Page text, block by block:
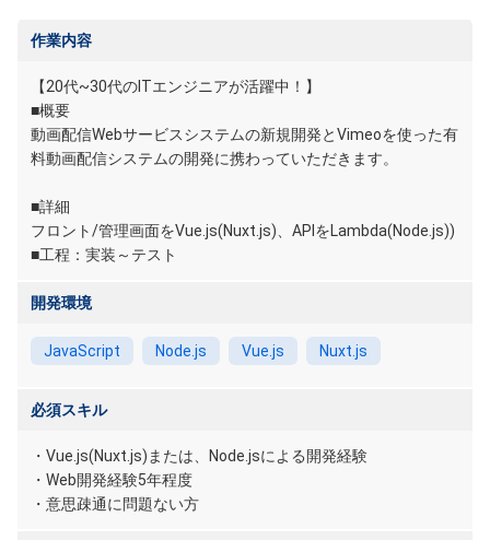
作業内容
【20代~30代のITエンジニアが活躍中！】
■概要
動画配信Webサービスシステムの新規開発とVimeoを使った有
料動画配信システムの開発に携わっていただきます。
■詳細
フロント/管理画面をVue.js(Nuxt.js)、APIをLambda(Node.js))
■工程：実装～テスト
開発環境
JavaScript Node.js Vue.js Nuxt.js
必須スキル
・Vue.js(Nuxt.js)または、Node.jsによる開発経験
・Web開発経験5年程度
・意思疎通に問題ない方